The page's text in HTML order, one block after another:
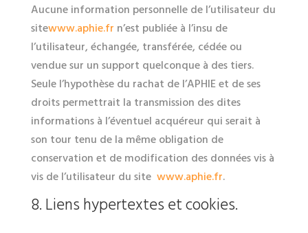
Aucune information personnelle de l’utilisateur du
sitewww.aphie.fr n’est publiée à l’insu de
l’utilisateur, échangée, transférée, cédée ou
vendue sur un support quelconque à des tiers.
Seule l’hypothèse du rachat de l’APHIE et de ses
droits permettrait la transmission des dites
informations à l’éventuel acquéreur qui serait à
son tour tenu de la même obligation de
conservation et de modification des données vis à
vis de l’utilisateur du site www.aphie.fr.
8. Liens hypertextes et cookies.